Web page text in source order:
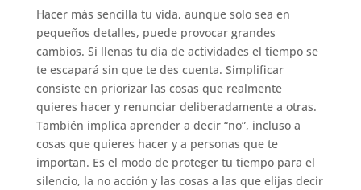
Hacer más sencilla tu vida, aunque solo sea en
pequeños detalles, puede provocar grandes
cambios. Si llenas tu día de actividades el tiempo se
te escapará sin que te des cuenta. Simplificar
consiste en priorizar las cosas que realmente
quieres hacer y renunciar deliberadamente a otras.
También implica aprender a decir “no”, incluso a
cosas que quieres hacer y a personas que te
importan. Es el modo de proteger tu tiempo para el
silencio, la no acción y las cosas a las que elijas decir